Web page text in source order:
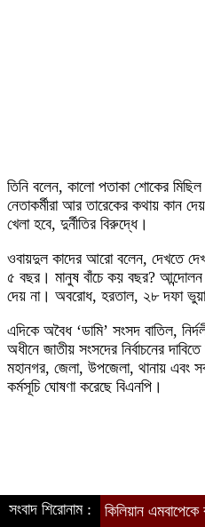
সংবাদ শিরোনাম :কিলিয়ান এমবাপেকে
তিনি বলেন, কালো পতাকা শোকের
নেতাকর্মীরা আর তারেকের কথায় কান
খেলা হবে, দুর্নীতির বিরুদ্ধে।
ওবায়দুল কাদের আরো বলেন, দেখতে
৫ বছর। মানুষ বাঁচে কয় বছর? আন্দোলন
দেয় না। অবরোধ, হরতাল, ২৮ দফা
এদিকে অবৈধ ‘ডামি’ সংসদ বাতিল,
অধীনে জাতীয় সংসদের নির্বাচনের
মহানগর, জেলা, উপজেলা, থানায় এবং
কর্মসূচি ঘোষণা করেছে বিএনপি।